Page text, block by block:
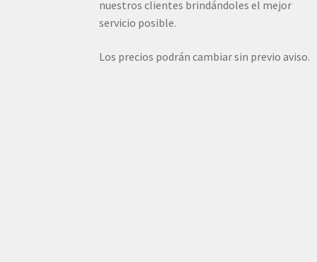
nuestros clientes brindándoles el mejor
servicio posible.
Los precios podrán cambiar sin previo aviso.